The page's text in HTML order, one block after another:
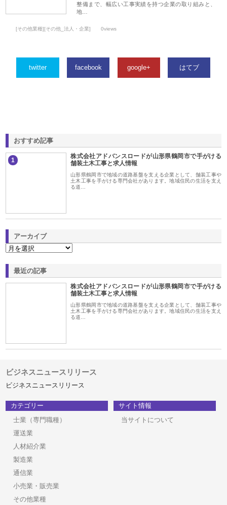
整備まで、幅広い工事実績を持つ企業の取り組みと、
地…
[その他業種][その他_法人・企業] 0views
twitter facebook google+ はてブ
おすすめ記事
1
株式会社アドバンスロードが山形県鶴岡市で手がける
舗装土木工事と求人情報
山形県鶴岡市で地域の道路基盤を支える企業として、舗装工事や
土木工事を手がける専門会社があります。地域住民の生活を支え
る道…
アーカイブ
最近の記事
株式会社アドバンスロードが山形県鶴岡市で手がける
舗装土木工事と求人情報
山形県鶴岡市で地域の道路基盤を支える企業として、舗装工事や
土木工事を手がける専門会社があります。地域住民の生活を支え
る道…
ビジネスニュースリリース
ビジネスニュースリリース
カテゴリー
士業（専門職種）
運送業
人材紹介業
製造業
通信業
小売業・販売業
その他業種
サイト情報
当サイトについて